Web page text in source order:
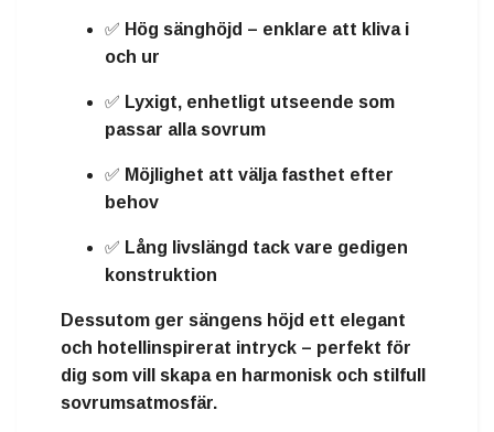
✅ Hög sänghöjd – enklare att kliva i
och ur
✅ Lyxigt, enhetligt utseende som
passar alla sovrum
✅ Möjlighet att välja fasthet efter
behov
✅ Lång livslängd tack vare gedigen
konstruktion
Dessutom ger sängens höjd ett elegant
och hotellinspirerat intryck – perfekt för
dig som vill skapa en harmonisk och stilfull
sovrumsatmosfär.